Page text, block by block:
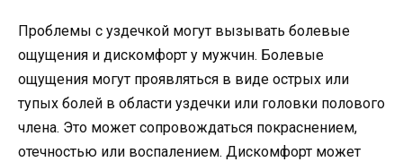
Проблемы с уздечкой могут вызывать болевые
ощущения и дискомфорт у мужчин. Болевые
ощущения могут проявляться в виде острых или
тупых болей в области уздечки или головки полового
члена. Это может сопровождаться покраснением,
отечностью или воспалением. Дискомфорт может